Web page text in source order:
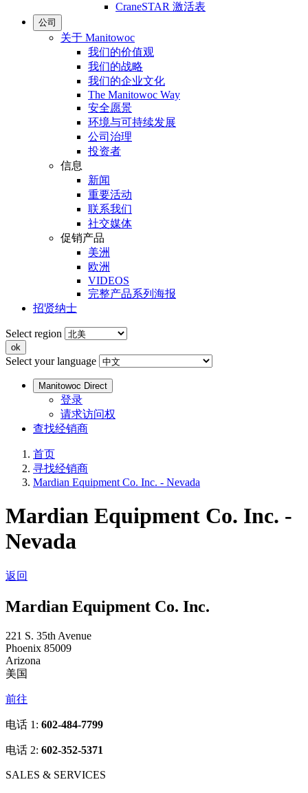
CraneSTAR 激活表
公司
关于 Manitowoc
我们的价值观
我们的战略
我们的企业文化
The Manitowoc Way
安全愿景
环境与可持续发展
公司治理
投资者
信息
新闻
重要活动
联系我们
社交媒体
促销产品
美洲
欧洲
VIDEOS
完整产品系列海报
招贤纳士
Select region
Select your language
Manitowoc Direct
登录
请求访问权
查找经销商
首页
寻找经销商
Mardian Equipment Co. Inc. - Nevada
Mardian Equipment Co. Inc. -
Nevada
返回
Mardian Equipment Co. Inc.
221 S. 35th Avenue
Phoenix 85009
Arizona
美国
前往
电话 1: 602-484-7799
电话 2: 602-352-5371
SALES & SERVICES